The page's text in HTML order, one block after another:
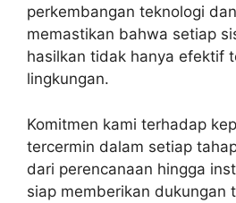
perkembangan teknologi
memastikan bahwa setiap
hasilkan tidak hanya efektif
lingkungan.
Komitmen kami terhadap
tercermin dalam setiap
dari perencanaan hingga
siap memberikan dukungan